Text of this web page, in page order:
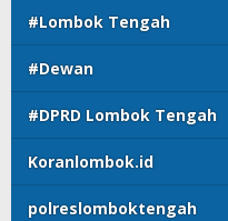
#Lombok Tengah
#Dewan
#DPRD Lombok Tengah
Koranlombok.id
polreslomboktengah